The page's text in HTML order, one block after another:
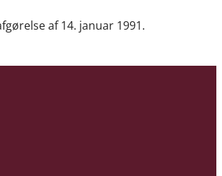
af 14. januar 1991.